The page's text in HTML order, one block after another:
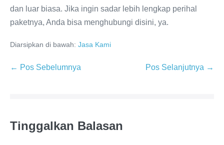
dan luar biasa. Jika ingin sadar lebih lengkap perihal
paketnya, Anda bisa menghubungi disini, ya.
Diarsipkan di bawah: Jasa Kami
← Pos Sebelumnya Pos Selanjutnya →
Tinggalkan Balasan